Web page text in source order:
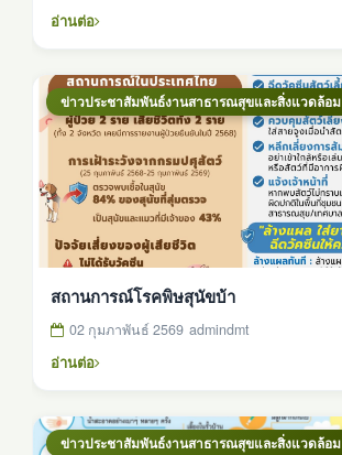
อ่านต่อ
ข่าวประชาสัมพันธ์งานสาธารณสุขและสิ่งแวดล้อม
สถานการณ์โรคพิษสุนัขบ้า
02 กุมภาพันธ์ 2569 admindmt
อ่านต่อ
ข่าวประชาสัมพันธ์งานสาธารณสุขและสิ่งแวดล้อม